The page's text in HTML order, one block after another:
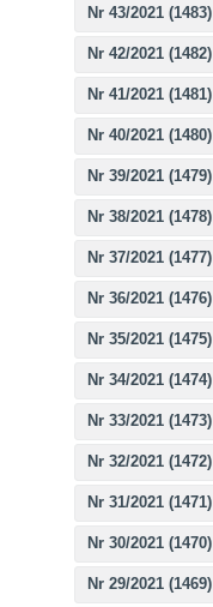
Nr 43/2021 (1483)
Nr 42/2021 (1482)
Nr 41/2021 (1481)
Nr 40/2021 (1480)
Nr 39/2021 (1479)
Nr 38/2021 (1478)
Nr 37/2021 (1477)
Nr 36/2021 (1476)
Nr 35/2021 (1475)
Nr 34/2021 (1474)
Nr 33/2021 (1473)
Nr 32/2021 (1472)
Nr 31/2021 (1471)
Nr 30/2021 (1470)
Nr 29/2021 (1469)